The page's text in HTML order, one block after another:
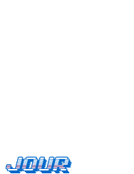
jour